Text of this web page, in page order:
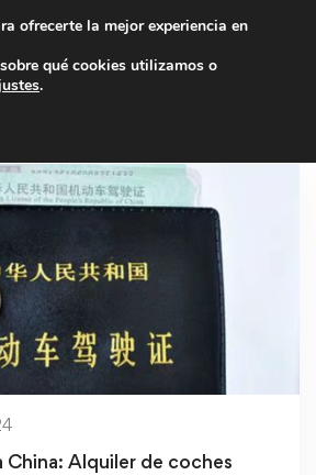
un total de 75€ de descuento.
China: Alquiler de coches
ofrecerte la mejor experiencia en
qué cookies utilizamos o
.